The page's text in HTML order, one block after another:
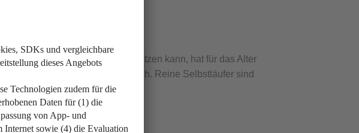
– wer diesen Plan umsetzen kann, hat für das Alter
auch Risiken mit sich. Reine Selbstläufer sind
mit sich bringen: